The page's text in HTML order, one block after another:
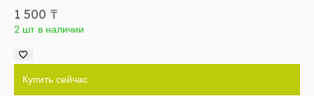
1 500 ₸
2 шт в наличии
Купить сейчас